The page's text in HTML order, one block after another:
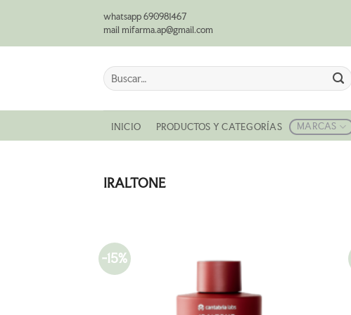
contenido
whatsapp 690981467
mail mifarma.ap@gmail.com
Buscar
por:
INICIO PRODUCTOS Y CATEGORÍAS MARCAS
IRALTONE
-15%